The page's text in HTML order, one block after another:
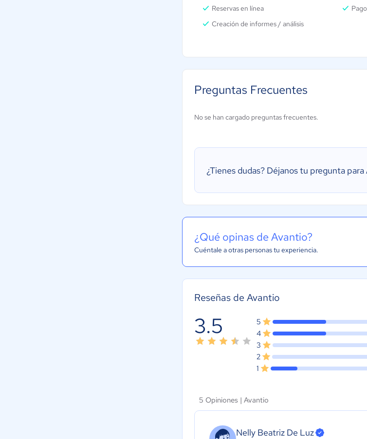
Reservas en línea
Creación de informes / análisis
Preguntas Frecuentes
No se han cargado preguntas frecuentes.
¿Tienes dudas? Déjanos tu pregunta para
¿Qué opinas de Avantio?
Cuéntale a otras personas tu experiencia.
Reseñas de Avantio
3.5 5
4
3
2
1
5 Opiniones | Avantio
Nelly Beatriz De Luz